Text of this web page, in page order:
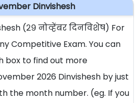
Dinvishesh
(२९ नोव्हेंबर दिनविशेष) For
Competitive Exam. You can
box to find out more
2026 Dinvishesh by just
the month number. (eg. If you